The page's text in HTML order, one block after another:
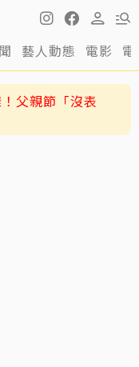
藝人動態 電影
父親節「沒表